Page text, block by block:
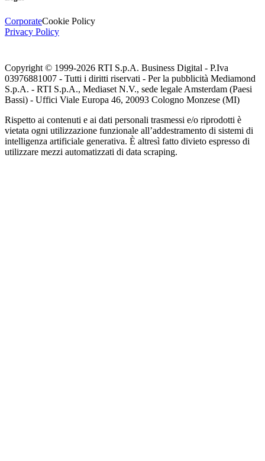
CorporateCookie Policy
Privacy Policy
Copyright © 1999-2026 RTI S.p.A. Business Digital - P.Iva
03976881007 - Tutti i diritti riservati - Per la pubblicità Mediamond
S.p.A. - RTI S.p.A., Mediaset N.V., sede legale Amsterdam (Paesi
Bassi) - Uffici Viale Europa 46, 20093 Cologno Monzese (MI)
Rispetto ai contenuti e ai dati personali trasmessi e/o riprodotti è
vietata ogni utilizzazione funzionale all’addestramento di sistemi di
intelligenza artificiale generativa. È altresì fatto divieto espresso di
utilizzare mezzi automatizzati di data scraping.